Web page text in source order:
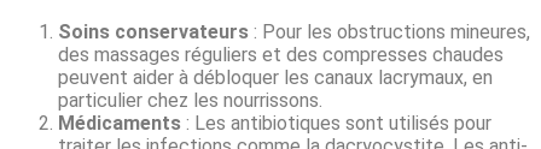
Soins conservateurs : Pour les obstructions mineures,
des massages réguliers et des compresses chaudes
peuvent aider à débloquer les canaux lacrymaux, en
particulier chez les nourrissons.
Médicaments : Les antibiotiques sont utilisés pour